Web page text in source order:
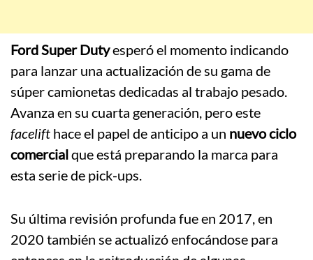
Ford Super Dutyesperó el momento indicando
para lanzar una actualización de su gama de
súper camionetas dedicadas al trabajo pesado.
Avanza en su cuarta generación, pero este
facelift hace el papel de anticipo a un nuevo ciclo
comercialque está preparando la marca para
esta serie de pick-ups.
Su última revisión profunda fue en 2017, en
2020 también se actualizó enfocándose para